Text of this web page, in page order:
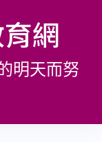
網
明天而努